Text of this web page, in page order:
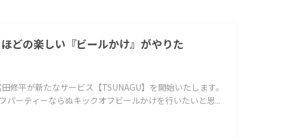
ティ
どの楽しい『ビールかけ』がやりた
修平が新たなサービス【TSUNAGU】を開始いたします。
パーティーならぬキックオフビールかけを行いたいと思...